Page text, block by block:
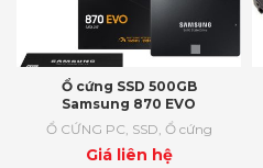
Ổ cứng SSD 500GB
Samsung 870 EVO
Ổ CỨNG PC, SSD, Ổ cứng
Giá liên hệ